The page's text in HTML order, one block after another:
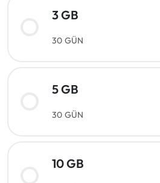
3 GB
30 GÜN
5 GB
30 GÜN
10 GB